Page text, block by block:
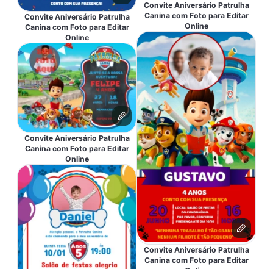
Convite Aniversário Patrulha
Canina com Foto para Editar
Online
Convite Aniversário Patrulha
Canina com Foto para Editar
Online
Convite Aniversário Patrulha
Canina com Foto para Editar
Online
Convite Aniversário Patrulha
Canina com Foto para Editar